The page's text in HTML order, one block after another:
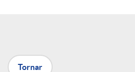
X
Tornar